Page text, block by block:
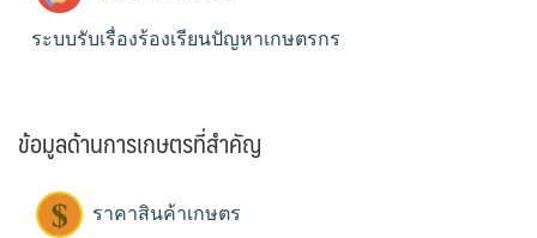
ระบบรับเรื่องร้องเรียนปัญหาเกษตรกร
ข้อมูลด้านการเกษตรที่สำคัญ
ราคาสินค้าเกษตร